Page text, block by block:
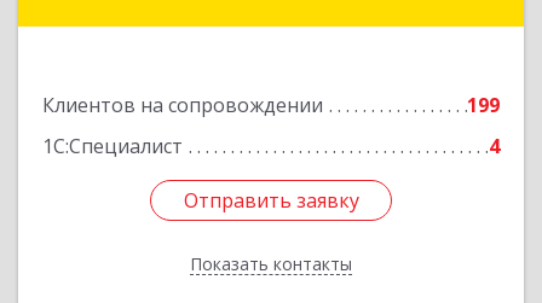
Клиентов на сопровождении
199
1С:Специалист
4
Отправить заявку
Показать контакты
Отправить заявку
Назад